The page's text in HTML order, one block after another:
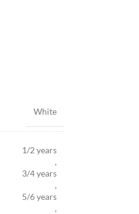
White
1/2 years
,
3/4 years
,
5/6 years
,